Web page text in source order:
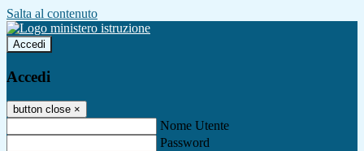
Salta al contenuto
Accedi
Accedi
button close ×
Nome Utente
Password